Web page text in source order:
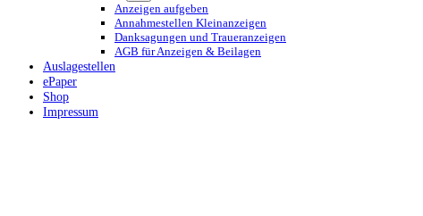
Anzeigen aufgeben
Annahmestellen Kleinanzeigen
Danksagungen und Traueranzeigen
AGB für Anzeigen & Beilagen
Auslagestellen
ePaper
Shop
Impressum